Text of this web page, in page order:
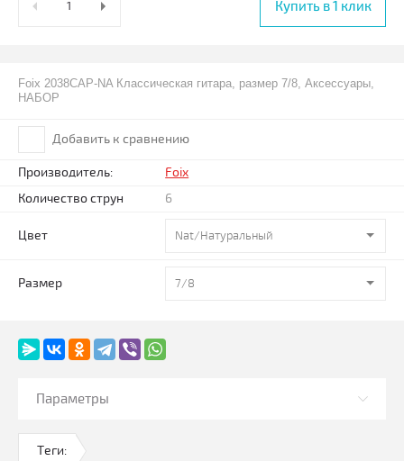
Купить в 1 клик
Foix 2038CAP-NA Классическая гитара, размер 7/8, Аксессуары,
НАБОР
Добавить к сравнению
Производитель:
Foix
Количество струн
6
Цвет Nat/Натуральный
Размер 7/8
Параметры
Теги: